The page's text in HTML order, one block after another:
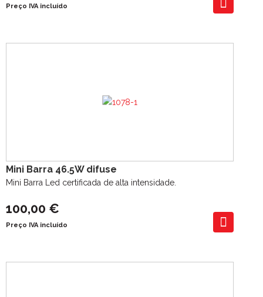
Preço IVA incluído
Mini Barra 46.5W difuse
Mini Barra Led certificada de alta intensidade.
100,00 €
Preço IVA incluído